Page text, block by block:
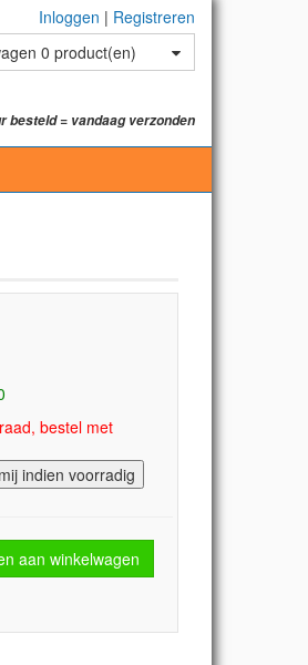
Inloggen | Registreren
0 product(en)
besteld = vandaag verzonden
bestel met
indien voorradig
aan winkelwagen